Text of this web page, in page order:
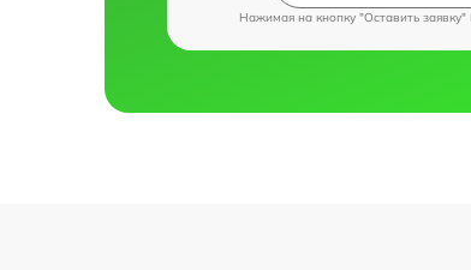
Нажимая на кнопку "Оставить